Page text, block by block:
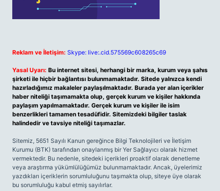
Reklam ve İletişim: Skype: live:.cid.575569c608265c69
Yasal Uyarı: Bu internet sitesi, herhangi bir marka, kurum veya şahıs
şirketi ile hiçbir bağlantısı bulunmamaktadır. Sitede yalnızca kendi
hazırladığımız makaleler paylaşılmaktadır. Burada yer alan içerikler
haber niteliği taşımamakta olup, gerçek kurum ve kişiler hakkında
paylaşım yapılmamaktadır. Gerçek kurum ve kişiler ile isim
benzerlikleri tamamen tesadüfidir. Sitemizdeki bilgiler taslak
halindedir ve tavsiye niteliği taşımazlar.
Sitemiz, 5651 Sayılı Kanun gereğince Bilgi Teknolojileri ve İletişim
Kurumu (BTK) tarafından onaylanmış bir Yer Sağlayıcı olarak hizmet
vermektedir. Bu nedenle, sitedeki içerikleri proaktif olarak denetleme
veya araştırma yükümlülüğümüz bulunmamaktadır. Ancak, üyelerimiz
yazdıkları içeriklerin sorumluluğunu taşımakta olup, siteye üye olarak
bu sorumluluğu kabul etmiş sayılırlar.